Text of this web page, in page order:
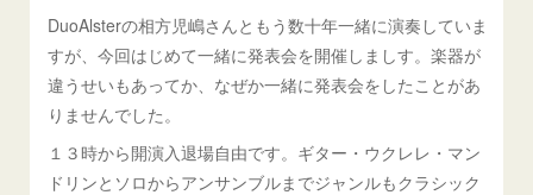
DuoAlsterの相方児嶋さんともう数十年一緒に演奏していま
すが、今回はじめて一緒に発表会を開催しましす。楽器が
違うせいもあってか、なぜか一緒に発表会をしたことがあ
りませんでした。
１３時から開演入退場自由です。ギター・ウクレレ・マン
ドリンとソロからアンサンブルまでジャンルもクラシック